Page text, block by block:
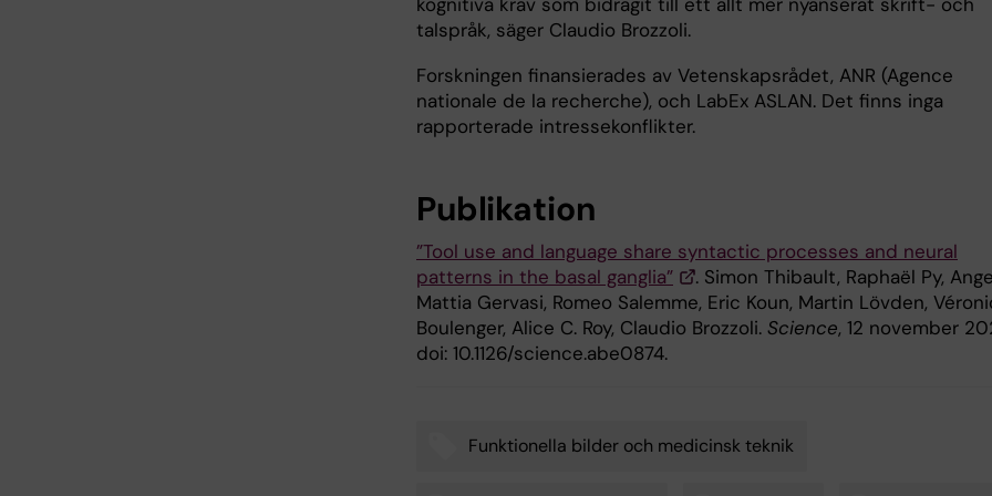
talspråk, säger Claudio Brozzoli.
Forskningen finansierades av Vetenskapsrådet, ANR (Agence
nationale de la recherche), och LabEx ASLAN. Det finns inga
rapporterade intressekonflikter.
Publikation
”Tool use and language share syntactic processes and neural
patterns in the basal ganglia”
. Simon Thibault, Raphaël Py,
Mattia Gervasi, Romeo Salemme, Eric Koun, Martin Lövden,
Boulenger, Alice C. Roy, Claudio Brozzoli. Science, 12 november
doi: 10.1126/science.abe0874.
Funktionella bilder och medicinsk teknik